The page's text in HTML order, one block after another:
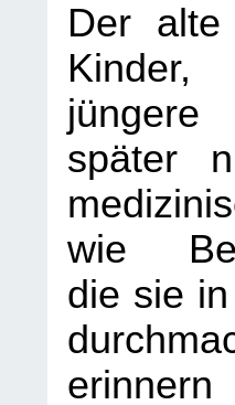
Der
später
wie
die sie